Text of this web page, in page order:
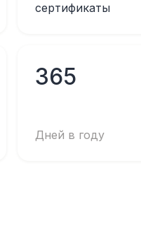
сертификаты
365
Дней в году